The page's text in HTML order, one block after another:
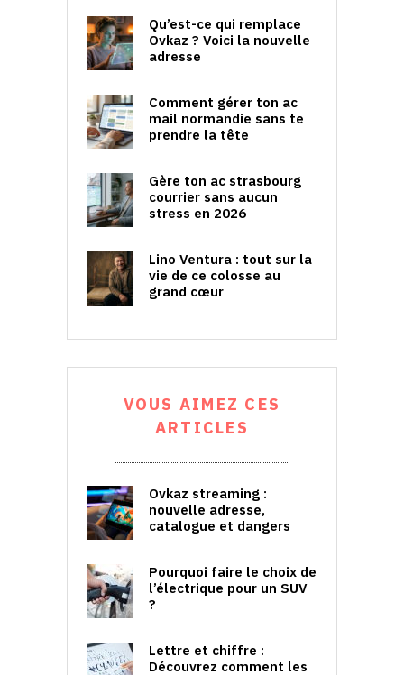
Qu’est-ce qui remplace
Ovkaz ? Voici la nouvelle
adresse
Comment gérer ton ac
mail normandie sans te
prendre la tête
Gère ton ac strasbourg
courrier sans aucun
stress en 2026
Lino Ventura : tout sur la
vie de ce colosse au
grand cœur
VOUS AIMEZ CES
ARTICLES
Ovkaz streaming :
nouvelle adresse,
catalogue et dangers
Pourquoi faire le choix de
l’électrique pour un SUV
?
Lettre et chiffre :
Découvrez comment les